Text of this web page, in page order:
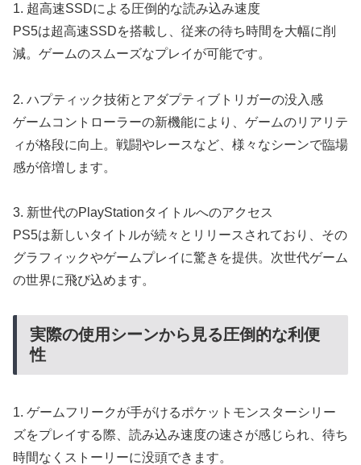
1. 超高速SSDによる圧倒的な読み込み速度
PS5は超高速SSDを搭載し、従来の待ち時間を大幅に削
減。ゲームのスムーズなプレイが可能です。
2. ハプティック技術とアダプティブトリガーの没入感
ゲームコントローラーの新機能により、ゲームのリアリテ
ィが格段に向上。戦闘やレースなど、様々なシーンで臨場
感が倍増します。
3. 新世代のPlayStationタイトルへのアクセス
PS5は新しいタイトルが続々とリリースされており、その
グラフィックやゲームプレイに驚きを提供。次世代ゲーム
の世界に飛び込めます。
実際の使用シーンから見る圧倒的な利便
性
1. ゲームフリークが手がけるポケットモンスターシリー
ズをプレイする際、読み込み速度の速さが感じられ、待ち
時間なくストーリーに没頭できます。